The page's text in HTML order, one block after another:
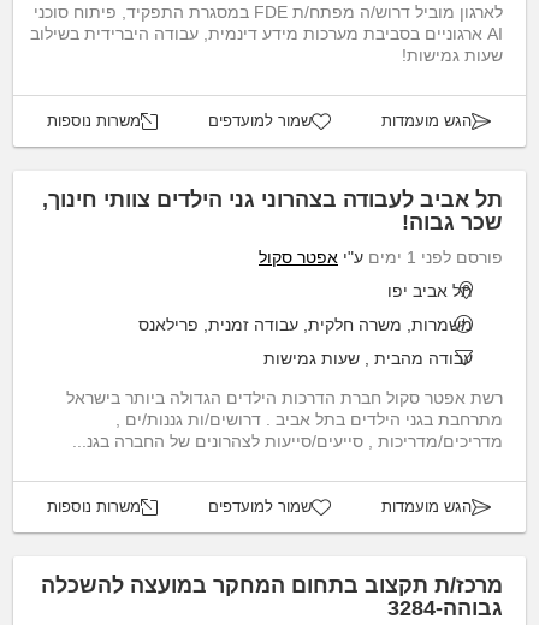
לארגון מוביל דרוש/ה מפתח/ת FDE במסגרת התפקיד, פיתוח סוכני
AI ארגוניים בסביבת מערכות מידע דינמית, עבודה היברידית בשילוב
שעות גמישות!
הגש מועמדות שמור למועדפים משרות נוספות
תל אביב לעבודה בצהרוני גני הילדים צוותי חינוך,
שכר גבוה!
פורסם לפני 1 ימים ע"י אפטר סקול
תל אביב יפו
משמרות, משרה חלקית, עבודה זמנית, פרילאנס
עבודה מהבית
שעות גמישות
רשת אפטר סקול חברת הדרכות הילדים הגדולה ביותר בישראל
מתרחבת בגני הילדים בתל אביב . דרושים/ות גננות/ים ,
מדריכים/מדריכות , סייעים/סייעות לצהרונים של החברה בגנ...
הגש מועמדות שמור למועדפים משרות נוספות
מרכז/ת תקצוב בתחום המחקר במועצה להשכלה
גבוהה-3284